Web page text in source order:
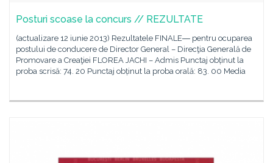
Posturi scoase la concurs // REZULTATE
(actualizare 12 iunie 2013) Rezultatele FINALE― pentru ocuparea
postului de conducere de Director General – Direcţia Generală de
Promovare a Creaţiei FLOREA JACHI – Admis Punctaj obținut la
proba scrisă: 74. 20 Punctaj obținut la proba orală: 83. 00 Media